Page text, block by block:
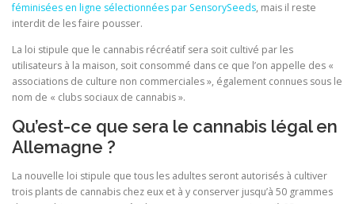
féminisées en ligne sélectionnées par SensorySeeds, mais il reste
interdit de les faire pousser.
La loi stipule que le cannabis récréatif sera soit cultivé par les
utilisateurs à la maison, soit consommé dans ce que l’on appelle des «
associations de culture non commerciales », également connues sous le
nom de « clubs sociaux de cannabis ».
Qu’est-ce que sera le cannabis légal en
Allemagne ?
La nouvelle loi stipule que tous les adultes seront autorisés à cultiver
trois plants de cannabis chez eux et à y conserver jusqu’à 50 grammes